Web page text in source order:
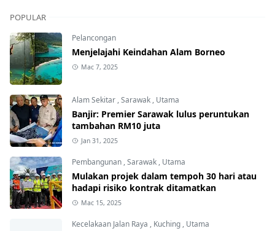
POPULAR
Pelancongan
Menjelajahi Keindahan Alam Borneo
Mac 7, 2025
Alam Sekitar ,Sarawak , Utama
Banjir: Premier Sarawak lulus peruntukan
tambahan RM10 juta
Jan 31, 2025
Pembangunan ,Sarawak , Utama
Mulakan projek dalam tempoh 30 hari atau
hadapi risiko kontrak ditamatkan
Mac 15, 2025
Kecelakaan Jalan Raya , Kuching , Utama